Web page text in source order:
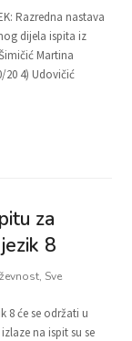
Razredna nastava
dijela ispita iz
Martina
20 4) Udovičić
za
8
, Sve
8 će se održati u
na ispit su se